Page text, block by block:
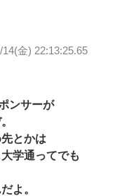
14(金) 22:13:25.65
ンサーが
とかは
学通ってでも
よ。